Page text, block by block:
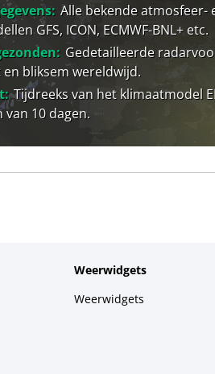
Alle bekende atmosfeer-
GFS, ICON, ECMWF-BNL+ etc.
Gedetailleerde
bliksem wereldwijd.
Tijdreeks van het klimaatmodel
van 10 dagen.
Weerwidgets
Weerwidgets